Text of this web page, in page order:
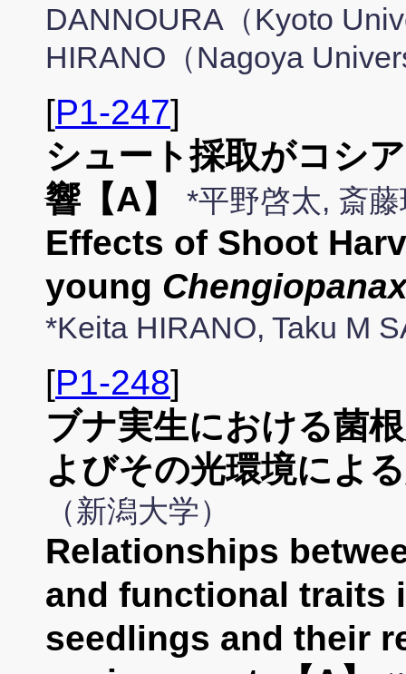
DANNOURA（Kyoto
HIRANO（Nagoya
[P1-247]
シュート採取がコシ
響【A】
*平野啓太, 斎
Effects of Shoot
young
*Keita HIRANO, Taku M
[P1-248]
ブナ実生における菌
よびその光環境によ
（新潟大学）
Relationships
and functional traits
seedlings and their